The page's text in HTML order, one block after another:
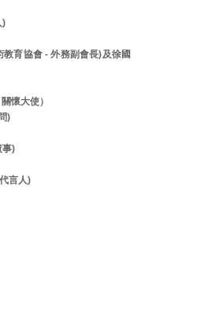
)
育協會 - 外務副會長)及徐國
懷大使）
)
事)
言人)